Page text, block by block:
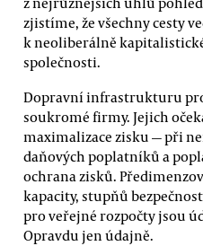
zjistíme, že všechny cesty
k neoliberálně
společnosti.
Dopravní infrastrukturu
soukromé firmy. Jejich
maximalizace zisku — při
daňových poplatníků a
ochrana zisků.
kapacity, stupňů
pro veřejné rozpočty jsou
Opravdu jen údajně.